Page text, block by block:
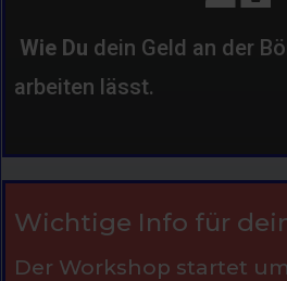
Wie Du dein Geld an der
arbeiten lässt.
Wichtige Info für
Der Workshop startet